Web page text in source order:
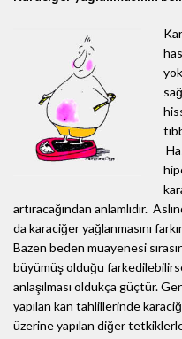
artıracağından anlamlıdır.
da karaciğer yağlanmasını
Bazen beden muayenesi
büyümüş olduğu
anlaşılması oldukça güçtür.
yapılan kan tahlillerinde
üzerine yapılan diğer